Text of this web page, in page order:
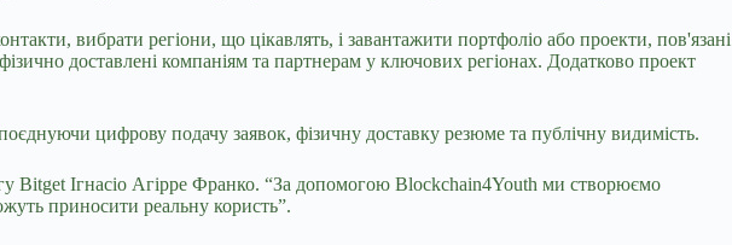
вибрати регіони, що цікавлять, і завантажити портфоліо або проекти, пов'язані
доставлені компаніям та партнерам у ключових регіонах. Додатково проект
цифрову подачу заявок, фізичну доставку резюме та публічну видимість.
Bitget Ігнасіо Агірре Франко. “За допомогою Blockchain4Youth ми створюємо
приносити реальну користь”.